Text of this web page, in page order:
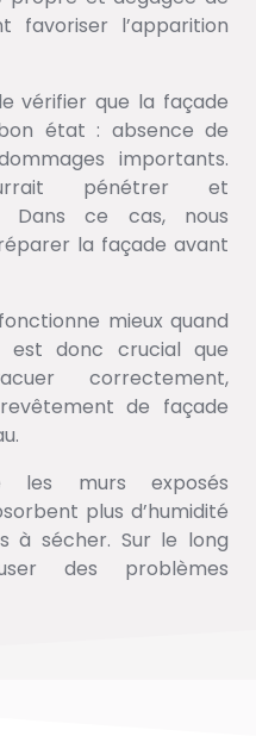
favoriser l’apparition
vérifier que la façade
état : absence de
importants.
pénétrer et
Dans ce cas, nous
la façade avant
mieux quand
donc crucial que
correctement,
de façade
les murs exposés
plus d’humidité
à sécher. Sur le long
des problèmes